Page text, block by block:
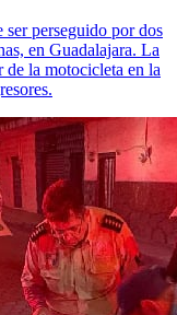
ser perseguido por dos
en Guadalajara. La
de la motocicleta en la